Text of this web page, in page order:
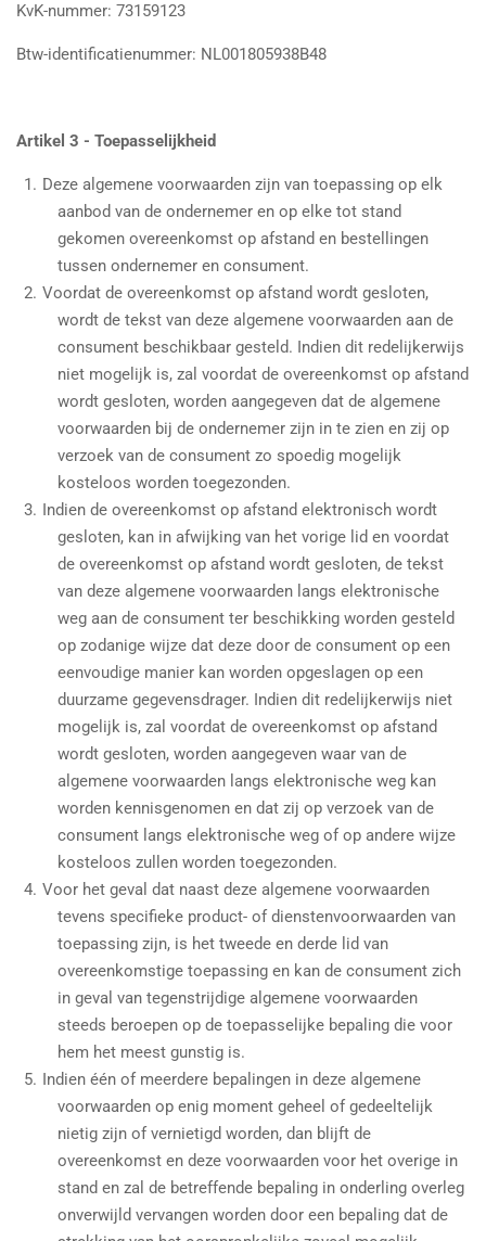
KvK-nummer: 73159123
Btw-identificatienummer: NL001805938B48
Artikel 3 - Toepasselijkheid
Deze algemene voorwaarden zijn van toepassing op elk
aanbod van de ondernemer en op elke tot stand
gekomen overeenkomst op afstand en bestellingen
tussen ondernemer en consument.
Voordat de overeenkomst op afstand wordt gesloten,
wordt de tekst van deze algemene voorwaarden aan de
consument beschikbaar gesteld. Indien dit redelijkerwijs
niet mogelijk is, zal voordat de overeenkomst op afstand
wordt gesloten, worden aangegeven dat de algemene
voorwaarden bij de ondernemer zijn in te zien en zij op
verzoek van de consument zo spoedig mogelijk
kosteloos worden toegezonden.
Indien de overeenkomst op afstand elektronisch wordt
gesloten, kan in afwijking van het vorige lid en voordat
de overeenkomst op afstand wordt gesloten, de tekst
van deze algemene voorwaarden langs elektronische
weg aan de consument ter beschikking worden gesteld
op zodanige wijze dat deze door de consument op een
eenvoudige manier kan worden opgeslagen op een
duurzame gegevensdrager. Indien dit redelijkerwijs niet
mogelijk is, zal voordat de overeenkomst op afstand
wordt gesloten, worden aangegeven waar van de
algemene voorwaarden langs elektronische weg kan
worden kennisgenomen en dat zij op verzoek van de
consument langs elektronische weg of op andere wijze
kosteloos zullen worden toegezonden.
Voor het geval dat naast deze algemene voorwaarden
tevens specifieke product- of dienstenvoorwaarden van
toepassing zijn, is het tweede en derde lid van
overeenkomstige toepassing en kan de consument zich
in geval van tegenstrijdige algemene voorwaarden
steeds beroepen op de toepasselijke bepaling die voor
hem het meest gunstig is.
Indien één of meerdere bepalingen in deze algemene
voorwaarden op enig moment geheel of gedeeltelijk
nietig zijn of vernietigd worden, dan blijft de
overeenkomst en deze voorwaarden voor het overige in
stand en zal de betreffende bepaling in onderling overleg
onverwijld vervangen worden door een bepaling dat de